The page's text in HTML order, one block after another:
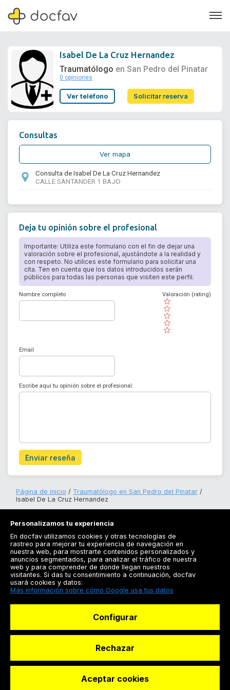
Soporte
Isabel De La Cruz Hernandez
Traumatólogo en San Pedro del Pinatar
0 opiniones
Ver teléfono Solicitar reserva
Consultas
Ver mapa
Consulta de Isabel De La Cruz Hernandez
CALLE SANTANDER 1 BAJO
Deja tu opinión sobre el profesional
Importante: Utiliza este formulario con el fin de dejar una
valoración sobre el profesional, ajustándote a la realidad y
con respeto. No utilices este formulario para solicitar una
cita. Ten en cuenta que los datos introducidos serán
públicos para todas las personas que visiten este perfil.
Nombre completo
( )
( )
( )
( )
( )
Valoración (rating)
Email
Escribe aquí tu opinión sobre el profesional:
Enviar reseña
Página de inicio
Traumatólogo en San Pedro del Pinatar
Isabel De La Cruz Hernandez
Registrarse
Docfav
© Dashboard Technologies S.L
Personalizamos tu experiencia
En docfav utilizamos cookies y otras tecnologías de
rastreo para mejorar tu experiencia de navegación en
nuestra web, para mostrarte contenidos personalizados y
anuncios segmentados, para analizar el tráfico de nuestra
web y para comprender de donde llegan nuestros
visitantes. Si das tu consentimiento a continuación, docfav
usará cookies y datos:
Más información sobre cómo Google usa tus datos
Configurar
Rechazar
Aceptar cookies